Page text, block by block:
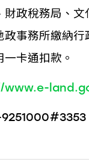
財政稅務局、文
政事務所繳納行
卡通扣款。
9251000#3353